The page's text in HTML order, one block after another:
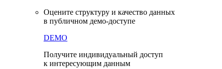
Оцените структуру и качество данных
в публичном демо-доступе
DEMO
Получите индивидуальный доступ
к интересующим данным